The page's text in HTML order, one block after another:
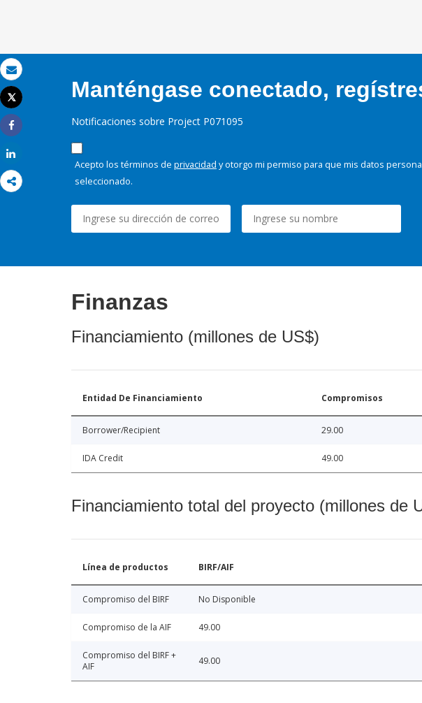
Correo electrónico
Imprimir
Tweet
Share
Manténgase conectado,
Notificaciones sobre Project P071095
Acepto los términos de privacidad y otorgo mi permiso para que mis datos
seleccionado.
Finanzas
Financiamiento (millones de US$)
Entidad De Financiamiento Compromisos
Borrower/Recipient 29.00
IDA Credit 49.00
Financiamiento total del proyecto (millones de
Línea de productos BIRF/AIF
Compromiso del BIRF No Disponible
Compromiso de la AIF 49.00
Compromiso del BIRF +
AIF
49.00